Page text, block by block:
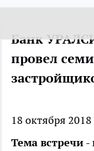
Банк
провел
18 октября 2018
Тема встречи -